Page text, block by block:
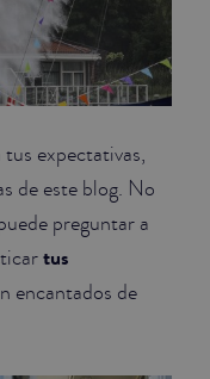
expectativas,
de este blog. No
preguntar a
tus
encantados de